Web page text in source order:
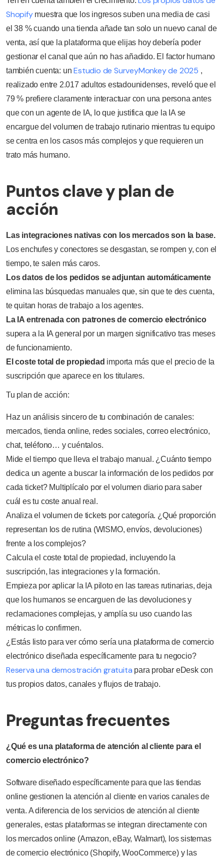
Shopifymuestra que los ingresos suben una media de casi
el 38 % cuando una tienda añade tan solo un nuevo canal de
venta, así que la plataforma que elijas hoy debería poder
gestionar el canal que aún no has añadido. El factor humano
también cuenta: un Estudio de SurveyMonkey de 2025 ,
realizado entre 2.017 adultos estadounidenses, reveló que el
79 % prefiere claramente interactuar con una persona antes
que con un agente de IA, lo que justifica que la IA se
encargue del volumen de trabajo rutinario mientras tu equipo
se centra en los casos más complejos y que requieren un
trato más humano.
Puntos clave y plan de
acción
Las integraciones nativas con los mercados son la base.
Los enchufes y conectores se desgastan, se rompen y, con el
tiempo, te salen más caros.
Los datos de los pedidos se adjuntan automáticamente
elimina las búsquedas manuales que, sin que te des cuenta,
te quitan horas de trabajo a los agentes.
La IA entrenada con patrones de comercio electrónico
supera a la IA general por un margen significativo tras meses
de funcionamiento.
El coste total de propiedad importa más que el precio de la
suscripción que aparece en los titulares.
Tu plan de acción:
Haz un análisis sincero de tu combinación de canales:
mercados, tienda online, redes sociales, correo electrónico,
chat, teléfono… y cuéntalos.
Mide el tiempo que lleva el trabajo manual. ¿Cuánto tiempo
dedica un agente a buscar la información de los pedidos por
cada ticket? Multiplícalo por el volumen diario para saber
cuál es tu coste anual real.
Analiza el volumen de tickets por categoría. ¿Qué proporción
representan los de rutina (WISMO, envíos, devoluciones)
frente a los complejos?
Calcula el coste total de propiedad, incluyendo la
suscripción, las integraciones y la formación.
Empieza por aplicar la IA piloto en las tareas rutinarias, deja
que los humanos se encarguen de las devoluciones y
reclamaciones complejas, y amplía su uso cuando las
métricas lo confirmen.
¿Estás listo para ver cómo sería una plataforma de comercio
electrónico diseñada específicamente para tu negocio?
Reserva una demostración gratuita para probar eDesk con
tus propios datos, canales y flujos de trabajo.
Preguntas frecuentes
¿Qué es una plataforma de atención al cliente para el
comercio electrónico?
Software diseñado específicamente para que las tiendas
online gestionen la atención al cliente en varios canales de
venta. A diferencia de los servicios de atención al cliente
generales, estas plataformas se integran directamente con
los mercados online (Amazon, eBay, Walmart), los sistemas
de comercio electrónico (Shopify, WooCommerce) y las